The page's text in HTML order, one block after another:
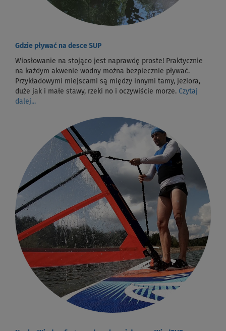
Gdzie pływać na desce SUP
Wiosłowanie na stojąco jest naprawdę proste! Praktycznie
na każdym akwenie wodny można bezpiecznie pływać.
Przykładowymi miejscami są między innymi tamy, jeziora,
duże jak i małe stawy, rzeki no i oczywiście morze. Czytaj
dalej...